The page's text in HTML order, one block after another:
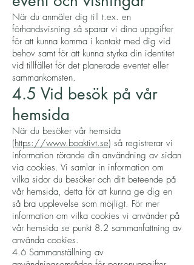
När du anmäler dig till t.ex. en
förhandsvisning så sparar vi dina uppgifter
för att kunna komma i kontakt med dig vid
behov samt för att kunna styrka din identitet
vid tillfället för det planerade eventet eller
sammankomsten.
4.5 Vid besök på vår
hemsida
När du besöker vår hemsida
(https://www.boaktivt.se) så registrerar vi
information rörande din användning av sidan
via cookies. Vi samlar in information om
vilka sidor du besöker och ditt beteende på
vår hemsida, detta för att kunna ge dig en
så bra upplevelse som möjligt. För mer
information om vilka cookies vi använder på
vår hemsida se punkt 8.2 sammanfattning av
använda cookies.
4.6 Sammanställning av